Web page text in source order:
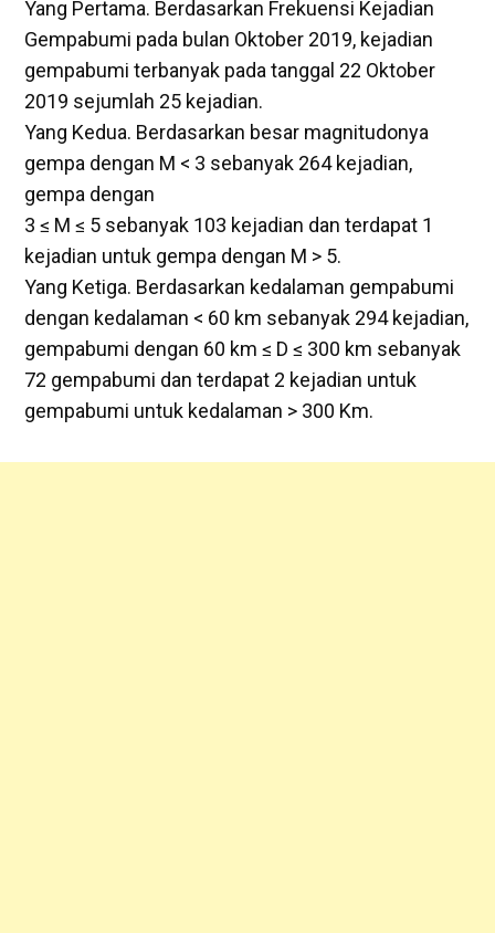
Yang Pertama. Berdasarkan Frekuensi Kejadian
Gempabumi pada bulan Oktober 2019, kejadian
gempabumi terbanyak pada tanggal 22 Oktober
2019 sejumlah 25 kejadian.
Yang Kedua. Berdasarkan besar magnitudonya
gempa dengan M < 3 sebanyak 264 kejadian,
gempa dengan
3 ≤ M ≤ 5 sebanyak 103 kejadian dan terdapat 1
kejadian untuk gempa dengan M > 5.
Yang Ketiga. Berdasarkan kedalaman gempabumi
dengan kedalaman < 60 km sebanyak 294 kejadian,
gempabumi dengan 60 km ≤ D ≤ 300 km sebanyak
72 gempabumi dan terdapat 2 kejadian untuk
gempabumi untuk kedalaman > 300 Km.